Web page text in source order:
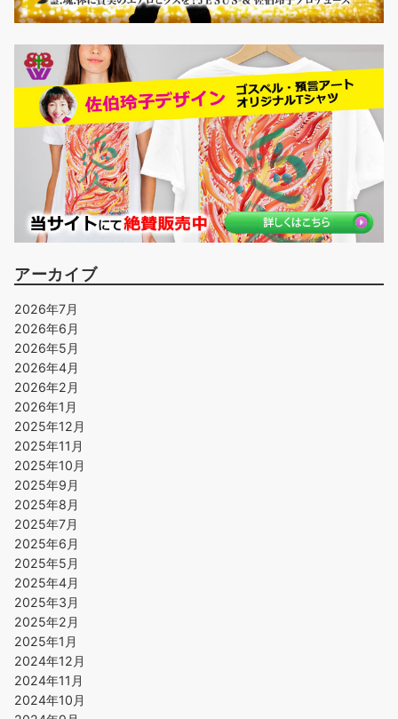
アーカイブ
2026年7月
2026年6月
2026年5月
2026年4月
2026年2月
2026年1月
2025年12月
2025年11月
2025年10月
2025年9月
2025年8月
2025年7月
2025年6月
2025年5月
2025年4月
2025年3月
2025年2月
2025年1月
2024年12月
2024年11月
2024年10月